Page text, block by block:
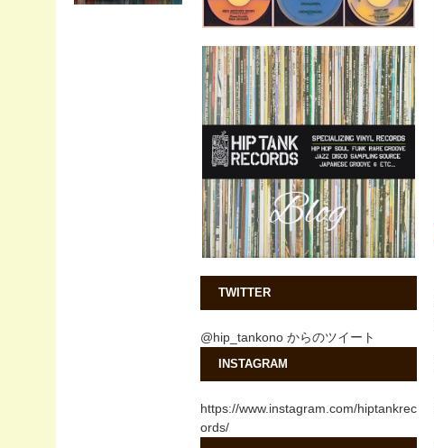
TWITTER
@hip_tankono からのツイート
INSTAGRAM
https://www.instagram.com/hiptankrec
ords/